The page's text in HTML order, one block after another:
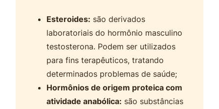
Esteroides: são derivados
laboratoriais do hormônio masculino
testosterona. Podem ser utilizados
para fins terapêuticos, tratando
determinados problemas de saúde;
Hormônios de origem proteica com
atividade anabólica: são substâncias